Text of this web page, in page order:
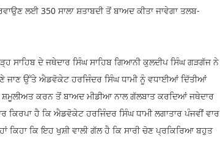
ਲਈ 350 ਸਾਲਾ ਸ਼ਤਾਬਦੀ ਤੋਂ ਬਾਅਦ ਕੀਤਾ ਜਾਵੇਗਾ ਤਲਬ-
ਸਾਹਿਬ ਦੇ ਜਥੇਦਾਰ ਸਿੰਘ ਸਾਹਿਬ ਗਿਆਨੀ ਕੁਲਦੀਪ ਸਿੰਘ ਗੜਗੱਜ ਨੇ
ਜਾਣ ਉੱਤੇ ਐਡਵੋਕੇਟ ਹਰਜਿੰਦਰ ਸਿੰਘ ਧਾਮੀ ਨੂੰ ਵਧਾਈਆਂ ਦਿੱਤੀਆਂ
ਕਰਨ ਤੋਂ ਬਾਅਦ ਮੀਡੀਆ ਨਾਲ ਗੱਲਬਾਤ ਕਰਦਿਆਂ ਜਥੇਦਾਰ
ਹੈ ਕਿ ਐਡਵੋਕੇਟ ਹਰਜਿੰਦਰ ਸਿੰਘ ਧਾਮੀ ਲਗਾਤਾਰ ਪੰਜਵੀਂ ਵਾਰ
ਕਿਹਾ ਕਿ ਇਹ ਖੁਸ਼ੀ ਵਾਲੀ ਗੱਲ ਹੈ ਕਿ ਸਾਰੀ ਚੋਣ ਪ੍ਰਕਿਰਿਆ ਬਹੁਤ